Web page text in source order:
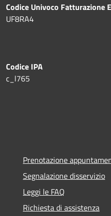
Codice Univoco Fatturazione
UF8RA4
Codice IPA
c_l765
Prenotazione
Segnalazione disservizio
Leggi le FAQ
Richiesta di assistenza